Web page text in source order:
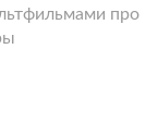
про